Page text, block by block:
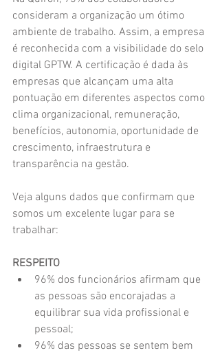
consideram a organização um ótimo
ambiente de trabalho. Assim, a empresa
é reconhecida com a visibilidade do selo
digital GPTW. A certificação é dada às
empresas que alcançam uma alta
pontuação em diferentes aspectos como
clima organizacional, remuneração,
benefícios, autonomia, oportunidade de
crescimento, infraestrutura e
transparência na gestão.
Veja alguns dados que confirmam que
somos um excelente lugar para se
trabalhar:
RESPEITO
96% dos funcionários afirmam que
as pessoas são encorajadas a
equilibrar sua vida profissional e
pessoal;
96% das pessoas se sentem bem